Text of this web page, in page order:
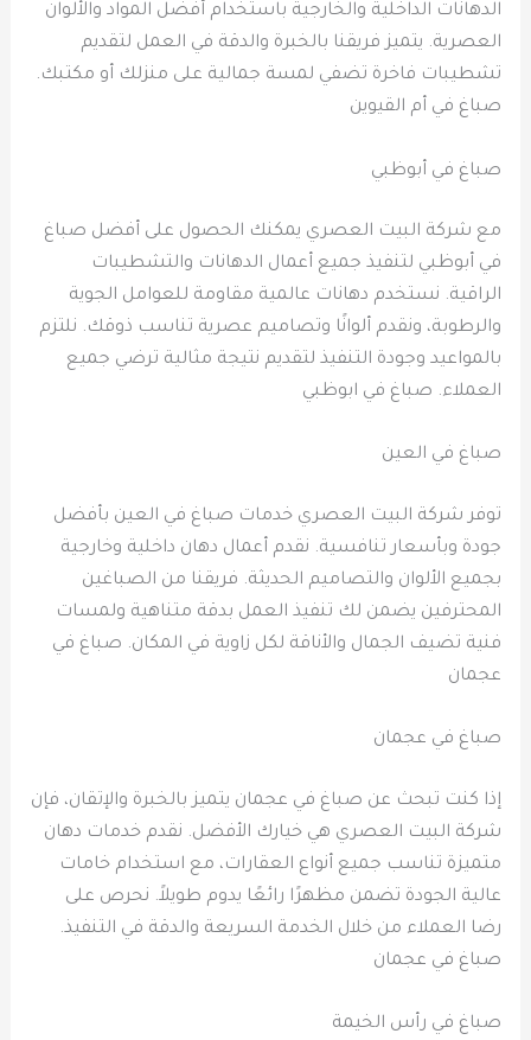
الدهانات الداخلية والخارجية باستخدام أفضل المواد والألوان
العصرية. يتميز فريقنا بالخبرة والدقة في العمل لتقديم
تشطيبات فاخرة تضفي لمسة جمالية على منزلك أو مكتبك.
صباغ في أم القيوين
صباغ في أبوظبي
مع شركة البيت العصري يمكنك الحصول على أفضل صباغ
في أبوظبي لتنفيذ جميع أعمال الدهانات والتشطيبات
الراقية. نستخدم دهانات عالمية مقاومة للعوامل الجوية
والرطوبة، ونقدم ألوانًا وتصاميم عصرية تناسب ذوقك. نلتزم
بالمواعيد وجودة التنفيذ لتقديم نتيجة مثالية ترضي جميع
العملاء. صباغ في ابوظبي
صباغ في العين
توفر شركة البيت العصري خدمات صباغ في العين بأفضل
جودة وبأسعار تنافسية. نقدم أعمال دهان داخلية وخارجية
بجميع الألوان والتصاميم الحديثة. فريقنا من الصباغين
المحترفين يضمن لك تنفيذ العمل بدقة متناهية ولمسات
فنية تضيف الجمال والأناقة لكل زاوية في المكان. صباغ في
عجمان
صباغ في عجمان
إذا كنت تبحث عن صباغ في عجمان يتميز بالخبرة والإتقان، فإن
شركة البيت العصري هي خيارك الأفضل. نقدم خدمات دهان
متميزة تناسب جميع أنواع العقارات، مع استخدام خامات
عالية الجودة تضمن مظهرًا رائعًا يدوم طويلاً. نحرص على
رضا العملاء من خلال الخدمة السريعة والدقة في التنفيذ.
صباغ في عجمان
صباغ في رأس الخيمة